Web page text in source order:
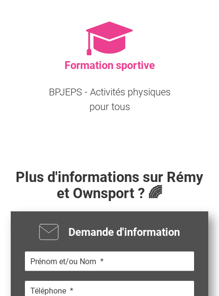
Formation sportive
BPJEPS - Activités physiques
pour tous
Plus d'informations sur Rémy
et Ownsport ? 🌈
Demande d'information